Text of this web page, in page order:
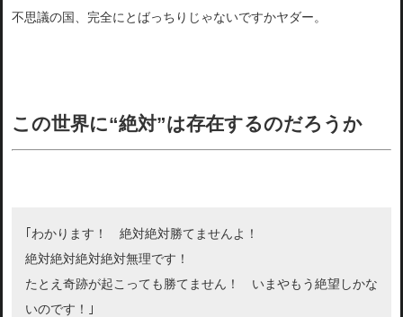
不思議の国、完全にとばっちりじゃないですかヤダー。
この世界に“絶対”は存在するのだろうか
｢わかります！ 絶対絶対勝てませんよ！
絶対絶対絶対絶対無理です！
たとえ奇跡が起こっても勝てません！ いまやもう絶望しかな
いのです！｣